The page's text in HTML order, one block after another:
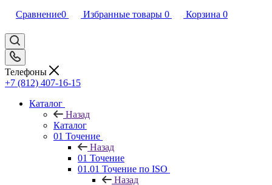
Сравнение0 Избранные товары 0 Корзина 0
Телефоны
+7 (812) 407-16-15
Каталог
Назад
Каталог
01 Точение
Назад
01 Точение
01.01 Точение по ISO
Назад